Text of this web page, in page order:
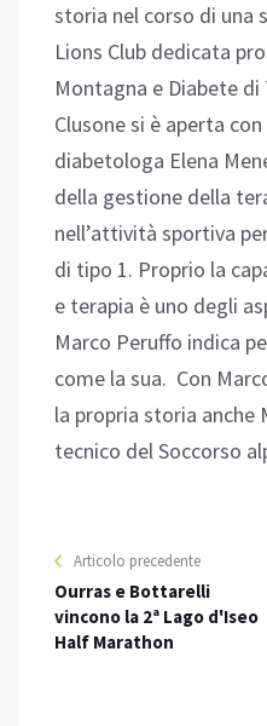
storia nel corso di una
Lions Club dedicata
Montagna e Diabete
Clusone si è aperta
diabetologa Elena
della gestione della
nell’attività sportiva
di tipo 1. Proprio la
e terapia è uno degli
Marco Peruffo indica
come la sua. Con
la propria storia anche
tecnico del Soccorso
Articolo precedente
Ourras e Bottarelli
vincono la 2ª Lago d'Iseo
Half Marathon